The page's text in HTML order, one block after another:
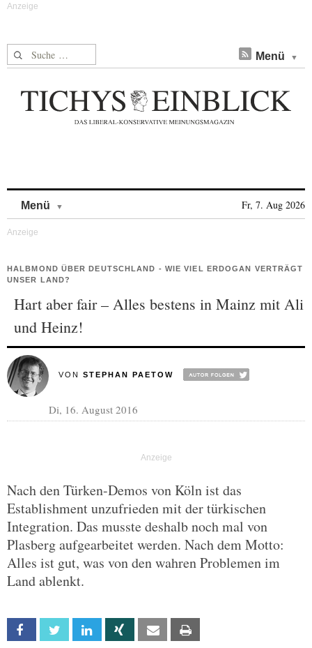
Suche nach: Menü
Menü Fr, 7. Aug 2026
HALBMOND ÜBER DEUTSCHLAND - WIE VIEL ERDOGAN VERTRÄGT
UNSER LAND?
Hart aber fair – Alles bestens in Mainz mit Ali
und Heinz!
VON STEPHAN PAETOW
Di, 16. August 2016
Nach den Türken-Demos von Köln ist das
Establishment unzufrieden mit der türkischen
Integration. Das musste deshalb noch mal von
Plasberg aufgearbeitet werden. Nach dem Motto:
Alles ist gut, was von den wahren Problemen im
Land ablenkt.
Facebook Twitter Linkedin Xing Email